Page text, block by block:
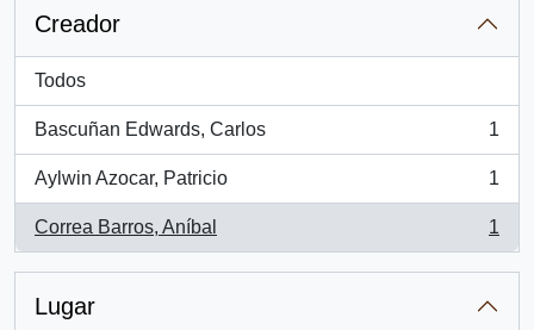
Creador
Todos
Bascuñan Edwards, Carlos
, 1 resultados
1
Aylwin Azocar, Patricio
, 1 resultados
1
Correa Barros, Aníbal
, 1 resultados
1
Lugar